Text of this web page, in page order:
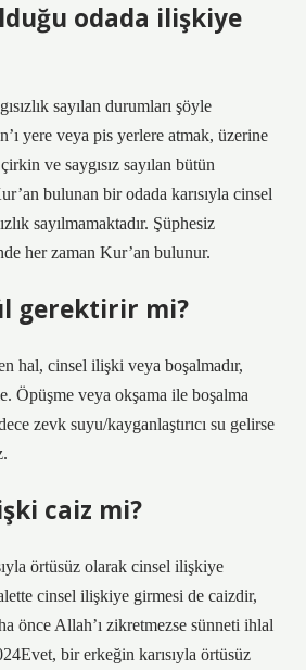
odada ilişkiye
sayılan durumları şöyle
yere veya pis yerlere atmak, üzerine
ve saygısız sayılan bütün
bulunan bir odada karısıyla cinsel
sayılmamaktadır. Şüphesiz
her zaman Kur’an bulunur.
gerektirir mi?
hal, cinsel ilişki veya boşalmadır,
Öpüşme veya okşama ile boşalma
zevk suyu/kayganlaştırıcı su gelirse
caiz mi?
örtüsüz olarak cinsel ilişkiye
cinsel ilişkiye girmesi de caizdir,
önce Allah’ı zikretmezse sünneti ihlal
bir erkeğin karısıyla örtüsüz